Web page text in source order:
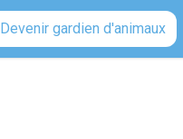
Devenir gardien d'animaux